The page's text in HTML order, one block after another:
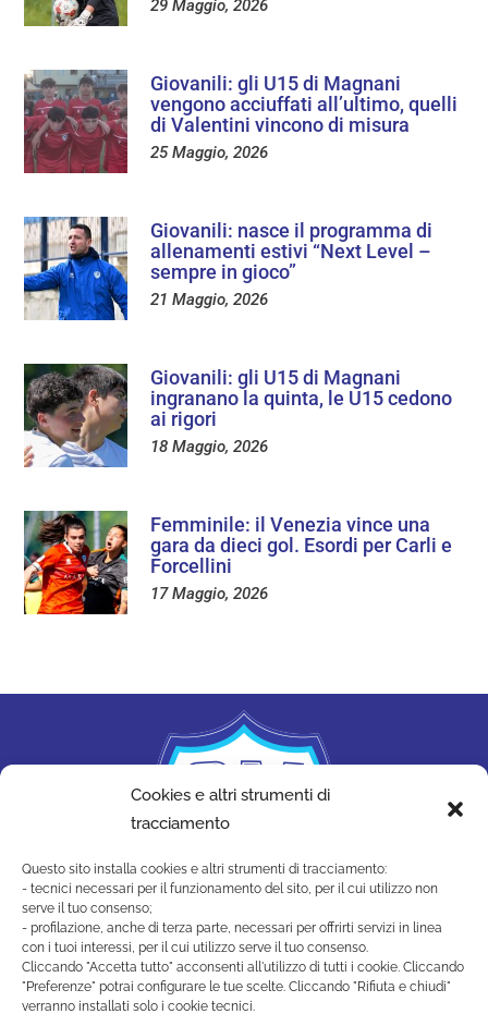
Cookies e altri strumenti di
tracciamento
Questo sito installa cookies e altri strumenti di tracciamento:
- tecnici necessari per il funzionamento del sito, per il cui utilizzo non
serve il tuo consenso;
- profilazione, anche di terza parte, necessari per offrirti servizi in linea
con i tuoi interessi, per il cui utilizzo serve il tuo consenso.
Cliccando "Accetta tutto" acconsenti all'utilizzo di tutti i cookie. Cliccando
"Preferenze" potrai configurare le tue scelte. Cliccando "Rifiuta e chiudi"
verranno installati solo i cookie tecnici.
29 Maggio, 2026
Giovanili: gli U15 di Magnani
vengono acciuffati all’ultimo, quelli
di Valentini vincono di misura
25 Maggio, 2026
Giovanili: nasce il programma di
allenamenti estivi “Next Level –
sempre in gioco”
21 Maggio, 2026
Giovanili: gli U15 di Magnani
ingranano la quinta, le U15 cedono
ai rigori
18 Maggio, 2026
Femminile: il Venezia vince una
gara da dieci gol. Esordi per Carli e
Forcellini
17 Maggio, 2026
SAN MARINO ACADEMY